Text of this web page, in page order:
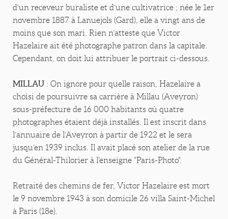
d’un receveur buraliste et d’une cultivatrice ; née le 1er
novembre 1887 à Lanuejols (Gard), elle a vingt ans de
moins que son mari. Rien n’atteste que Victor
Hazelaire ait été photographe patron dans la capitale.
Cependant, on doit lui attribuer le portrait ci-dessous.
MILLAU : On ignore pour quelle raison, Hazelaire a
choisi de poursuivre sa carrière à Millau (Aveyron)
sous-préfecture de 16 000 habitants où quatre
photographes étaient déjà installés. Il est inscrit dans
l’annuaire de l’Aveyron à partir de 1922 et le sera
jusqu’en 1939 inclus. Il avait placé son atelier de la rue
du Général-Thilorier à l'enseigne "Paris-Photo".
Retraité des chemins de fer, Victor Hazelaire est mort
le 9 novembre 1943 à son domicile 26 villa Saint-Michel
à Paris (18e).